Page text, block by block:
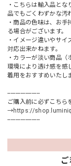
・こちらは輸入品と
品でもごくわずかな汚
・商品の色味は、お
る場合がございます。
・イメージ違いやサ
対応出来かねます。
・カラーが淡い商品
環境により透け感を感
着用をおすすめいたし
--------------------
ご購入前に必ずこちら
→https://
--------------------